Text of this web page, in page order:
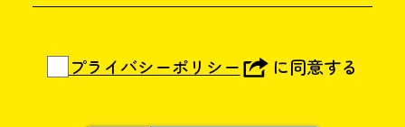
プライバシーポリシー に同意する